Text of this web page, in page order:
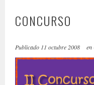
CONCURSO
Publicado 11 octubre 2008 en